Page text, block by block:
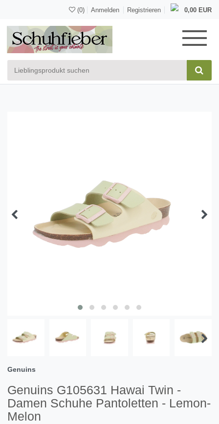
(0) Anmelden Registrieren 0,00 EUR
Genuins
Genuins G105631 Hawai Twin -
Damen Schuhe Pantoletten - Lemon-
Melon